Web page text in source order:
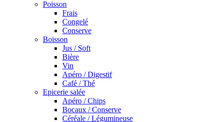
Poisson
Frais
Congelé
Conserve
Boisson
Jus / Soft
Bière
Vin
Apéro / Digestif
Café / Thé
Epicerie salée
Apéro / Chips
Bocaux / Conserve
Céréale / Légumineuse